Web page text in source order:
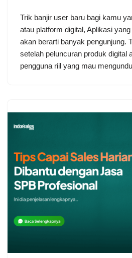
Trik banjir user baru bagi kamu
atau platform digital, Aplikasi
akan berarti banyak pengunjung.
setelah peluncuran produk digital
pengguna riil yang mau